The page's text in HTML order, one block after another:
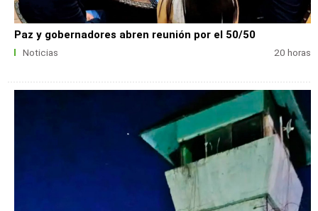
Paz y gobernadores abren reunión por el 50/50
Noticias 20 horas